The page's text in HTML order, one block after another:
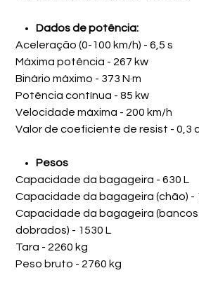
Dados de potência:
Aceleração (0-100 km/h) - 6,5 s
Máxima potência - 267 kw
Binário máximo - 373 N·m
Potência contínua - 85 kw
Velocidade máxima - 200 km/h
Valor de coeficiente de resist - 0,3
Pesos
Capacidade da bagageira - 630 L
Capacidade da bagageira (chão) -
Capacidade da bagageira
dobrados) - 1530 L
Tara - 2260 kg
Peso bruto - 2760 kg